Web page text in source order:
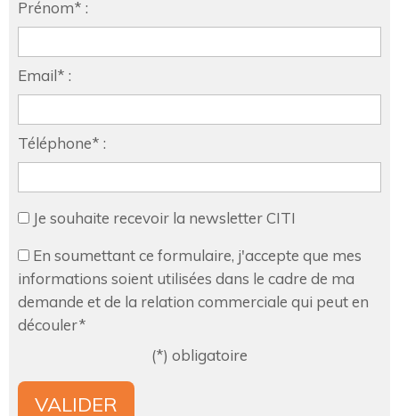
Prénom* :
Email* :
Téléphone* :
Je souhaite recevoir la newsletter CITI
En soumettant ce formulaire, j'accepte que mes
informations soient utilisées dans le cadre de ma
demande et de la relation commerciale qui peut en
découler*
(*) obligatoire